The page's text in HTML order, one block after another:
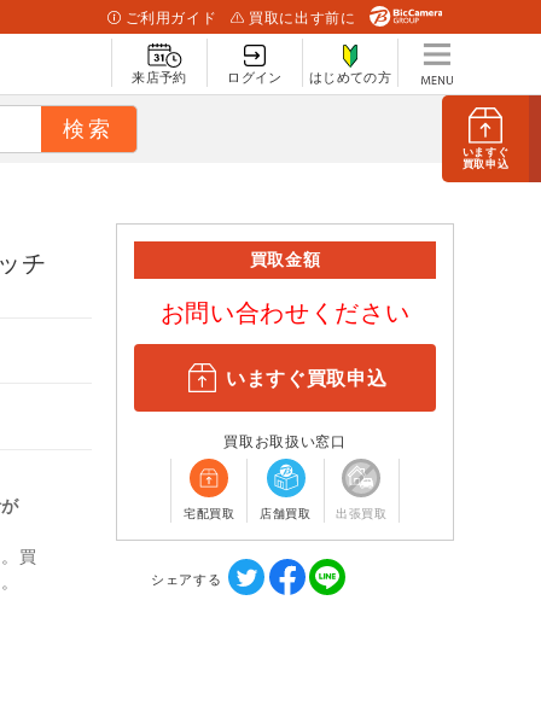
いますぐ
買取申込
ご利用ガイド 買取に出す前に
来店予約 ログイン はじめての方
チ
買
買取金額
お問い合わせください
いますぐ買取申込
買取お取扱い窓口
宅配買取 店舗買取 出張買取
シェアする